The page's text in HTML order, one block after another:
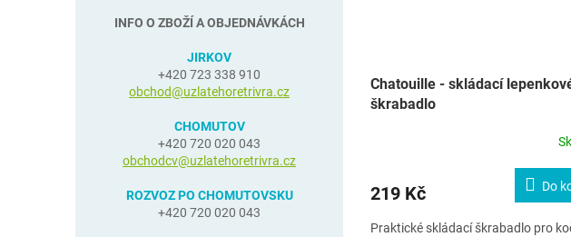
INFO O ZBOŽÍ A OBJEDNÁVKÁCH
JIRKOV
+420 723 338 910
obchod@uzlatehoretrivra.cz
CHOMUTOV
+420 720 020 043
obchodcv@uzlatehoretrivra.cz
ROZVOZ PO CHOMUTOVSKU
+420 720 020 043
Chatouille - skládací
škrabadlo
219 Kč Do
Praktické skládací škrabadlo pro